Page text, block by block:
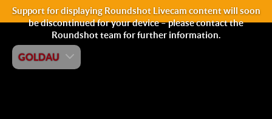
Support for displaying Roundshot Livecam content will soon
be discontinued for your device – please contact the
Roundshot team for further information.
GOLDAU